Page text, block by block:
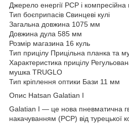
Джерело енергії PCP і
Тип боєприпасів Свинцеві кулі
Загальна довжина 1075 мм
Довжина дула 585 мм
Розмір магазина 16 куль
Тип прицілу Прицільна планка та
Характеристика прицілу
мушка TRUGLO
Тип кріплення оптики Бази 11 мм
Опис Hatsan Galatian I
Galatian I — це нова пневматична
накачуванням (PCP) від турецької